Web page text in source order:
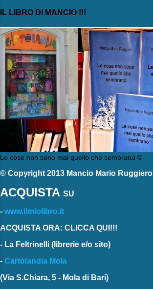
IL LIBRO DI MANCIO !!!
Le cose non sono mai quello che sembrano ©
© Copyright 2013 Mancio Mario Ruggiero
ACQUISTA SU
- www.ilmiolibro.it
ACQUISTA ORA: CLICCA QUI!!!
- La Feltrinelli (librerie e/o sito)
- Cartolandia Mola
(Via S.Chiara, 5 - Mola di Bari)